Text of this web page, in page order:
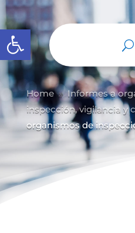
Abrir barra de herramientas
Home 9 Informes a
inspección, vigilancia y
organismos de